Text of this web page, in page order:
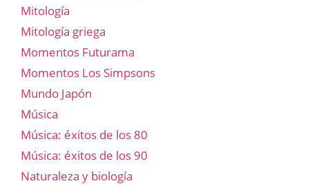
Mitología
Mitología griega
Momentos Futurama
Momentos Los Simpsons
Mundo Japón
Música
Música: éxitos de los 80
Música: éxitos de los 90
Naturaleza y biología